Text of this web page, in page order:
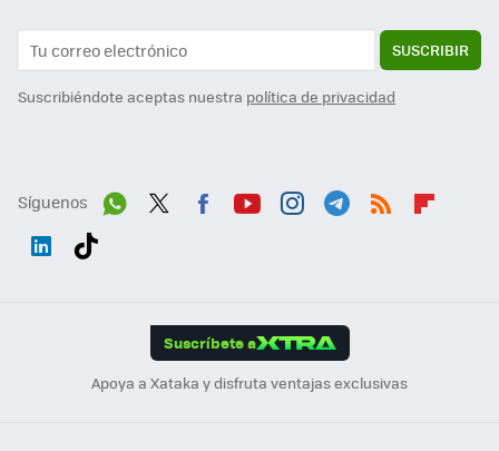
SUSCRIBIR
Suscribiéndote aceptas nuestra política de privacidad
Síguenos
Suscríbete a
Apoya a Xataka y disfruta ventajas exclusivas